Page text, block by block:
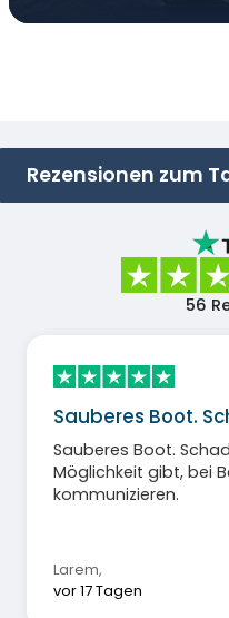
Rezensionen zum
56
Sauberes Boot.
Sauberes Boot.
Möglichkeit gibt, bei
kommunizieren.
Larem,
vor 17 Tagen